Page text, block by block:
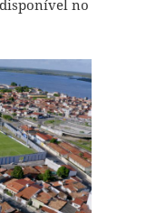
no